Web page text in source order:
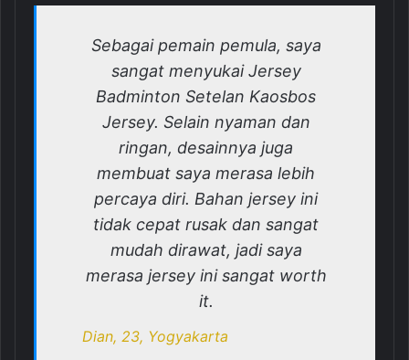
Sebagai pemain pemula, saya
sangat menyukai Jersey
Badminton Setelan Kaosbos
Jersey. Selain nyaman dan
ringan, desainnya juga
membuat saya merasa lebih
percaya diri. Bahan jersey ini
tidak cepat rusak dan sangat
mudah dirawat, jadi saya
merasa jersey ini sangat worth
it.
Dian, 23, Yogyakarta